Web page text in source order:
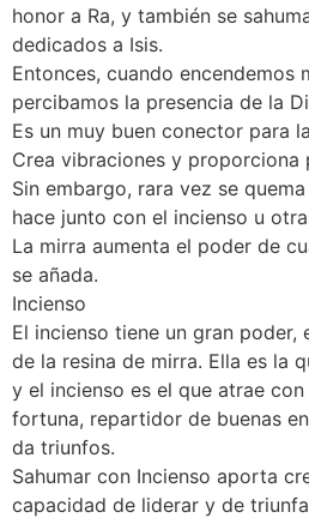
honor a Ra, y también se
dedicados a Isis.
Entonces, cuando encendemos
percibamos la presencia de la
Es un muy buen conector para
Crea vibraciones y proporciona
Sin embargo, rara vez se
hace junto con el incienso u
La mirra aumenta el poder de
se añada.
Incienso
El incienso tiene un gran poder,
de la resina de mirra. Ella es la
y el incienso es el que atrae
fortuna, repartidor de buenas
da triunfos.
Sahumar con Incienso aporta
capacidad de liderar y de